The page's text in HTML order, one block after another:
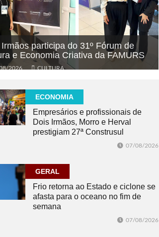
participa do 31º Fórum de
e Economia Criativa da FAMURS
2026 CULTURA
ECONOMIA
Empresários e profissionais de
Dois Irmãos, Morro e Herval
prestigiam 27ª Construsul
07/08/2026
GERAL
Frio retorna ao Estado e ciclone se
afasta para o oceano no fim de
semana
07/08/2026